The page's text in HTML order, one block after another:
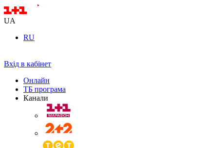
UA
RU
Вхід в кабінет
Онлайн
ТБ програма
Канали